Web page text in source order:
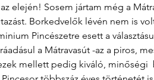
elején! Sosem jártam még a
Borkedvelők lévén nem is
Pincészetre esett a
a Mátravasút -az a piros,
mellett pedig kiváló, minőségi